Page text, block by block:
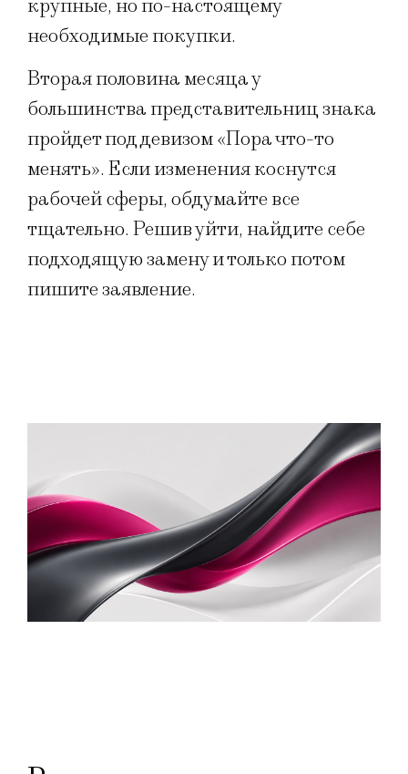
крупные, но по-настоящему
необходимые покупки.
Вторая половина месяца у
большинства представительниц знака
пройдет под девизом «Пора что-то
менять». Если изменения коснутся
рабочей сферы, обдумайте все
тщательно. Решив уйти, найдите себе
подходящую замену и только потом
пишите заявление.